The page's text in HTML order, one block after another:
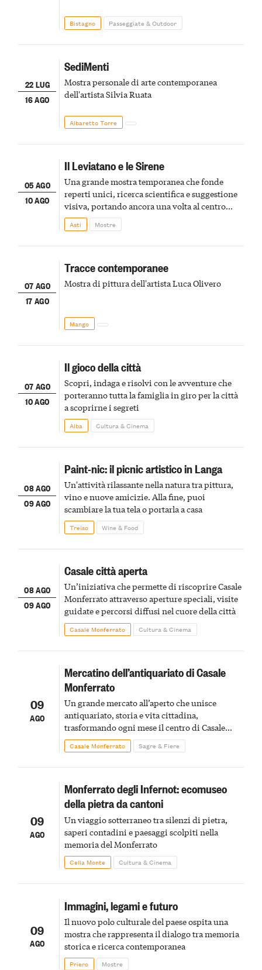
Bistagno Passeggiate & Outdoor
22 LUG
16 AGO
SediMenti
Mostra personale di arte contemporanea
dell'artista Silvia Ruata
Albaretto Torre
05 AGO
10 AGO
Il Leviatano e le Sirene
Una grande mostra temporanea che fonde
reperti unici, ricerca scientifica e suggestione
visiva, portando ancora una volta al centro
della scena le meraviglie del passato astigiano
Asti Mostre
07 AGO
17 AGO
Tracce contemporanee
Mostra di pittura dell'artista Luca Olivero
Mango
07 AGO
10 AGO
Il gioco della città
Scopri, indaga e risolvi con le avventure che
porteranno tutta la famiglia in giro per la città
a scoprirne i segreti
Alba Cultura & Cinema
08 AGO
09 AGO
Paint-nic: il picnic artistico in Langa
Un'attività rilassante nella natura tra pittura,
vino e nuove amicizie. Alla fine, puoi
scambiare la tua tela o portarla a casa
Treiso Wine & Food
08 AGO
09 AGO
Casale città aperta
Un’iniziativa che permette di riscoprire Casale
Monferrato attraverso aperture speciali, visite
guidate e percorsi diffusi nel cuore della città
Casale Monferrato Cultura & Cinema
09
AGO
Mercatino dell’antiquariato di Casale
Monferrato
Un grande mercato all’aperto che unisce
antiquariato, storia e vita cittadina,
trasformando ogni mese il centro di Casale
Monferrato in un luogo di scoperta e racconto
Casale Monferrato Sagre & Fiere
09
AGO
Monferrato degli Infernot: ecomuseo
della pietra da cantoni
Un viaggio sotterraneo tra silenzi di pietra,
saperi contadini e paesaggi scolpiti nella
memoria del Monferrato
Cella Monte Cultura & Cinema
09
AGO
Immagini, legami e futuro
Il nuovo polo culturale del paese ospita una
mostra che rappresenta il dialogo tra memoria
storica e ricerca contemporanea
Priero Mostre